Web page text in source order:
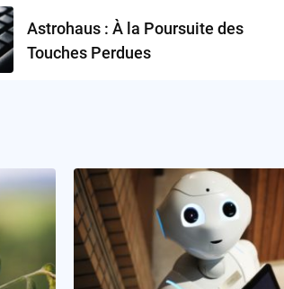
Astrohaus : À la Poursuite des
Touches Perdues